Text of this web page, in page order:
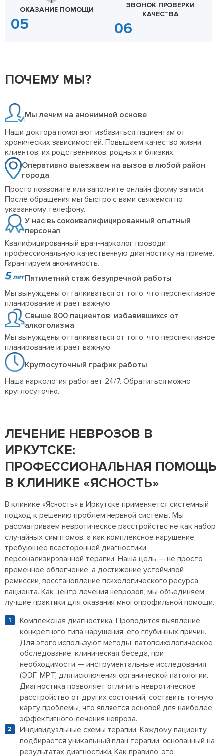
ОКАЗАНИЕ ПОМОЩИ
ЗВОНОК ПРОВЕРКИ
КАЧЕСТВА
ПОЧЕМУ МЫ?
Мы лечим на анонимной основе
Наши доктора помогают избавиться пациентам от
хронических зависимостей. Повышаем качество жизни
клиентов, их родственников, родных и близких.
Оперативно выезжаем на вызов в любой район
города
Просто позвоните или заполните онлайн форму записи.
После обращения мы быстро с вами свяжемся по
указанному телефону.
У нас высококвалифицированный опытный
персонал
Квалифицированный врач-нарколог проводит
профессиональную качественную диагностику на приеме.
Гарантируем анонимность.
Пятилетний стаж безупречной работы
Мы вынуждены отталкиваться от того, что перспективное
планирование играет важную
Свыше 800 пациентов, избавившихся от
алкоголизма
Мы вынуждены отталкиваться от того, что перспективное
планирование играет важную
Круглосуточный график работы
Наша наркология работает 24/7. Обратиться можно
круглосуточно.
ЛЕЧЕНИЕ НЕВРОЗОВ В
ИРКУТСКЕ:
ПРОФЕССИОНАЛЬНАЯ ПОМОЩЬ
В КЛИНИКЕ «ЯСНОСТЬ»
В клинике «Ясность» в Иркутске применяется системный
подход к решению проблем нервной системы. Мы
рассматриваем невротическое расстройство не как набор
случайных симптомов, а как комплексное нарушение,
требующее всесторонней диагностики,
персонализированной терапии. Наша цель — не просто
временное облегчение, а достижение устойчивой
ремиссии, восстановление психологического ресурса
пациента. Как центр лечения неврозов, мы объединяем
лучшие практики для оказания многопрофильной помощи.
Комплексная диагностика. Проводится выявление
конкретного типа нарушения, его глубинных причин.
Для этого используют методы: патопсихологическое
обследование, клиническая беседа, при
необходимости — инструментальные исследования
(ЭЭГ, МРТ) для исключения органической патологии.
Диагностика позволяет отличить невротическое
расстройство от других состояний, составить точную
карту проблемы, что является основой для наиболее
эффективного лечения невроза.
Индивидуальные схемы терапии. Каждому пациенту
подбирается уникальный план терапии, основанный на
результатах диагностики. Как правило, это